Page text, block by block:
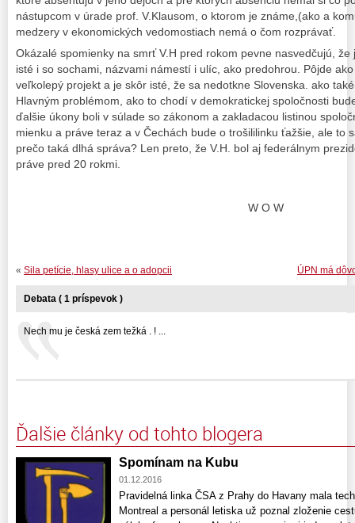
nástupcom v úrade prof. V.Klausom, o ktorom je známe,(ako a
medzery v ekonomických vedomostiach nemá o čom rozprávať.
Okázalé spomienky na smrť V.H pred rokom pevne nasvedčujú,
isté i so sochami, názvami námestí i ulíc, ako predohrou. Pôjde
veľkolepý projekt a je skôr isté, že sa nedotkne Slovenska. ako
Hlavným problémom, ako to chodí v demokratickej spoločnosti
ďalšie úkony boli v súlade so zákonom a zakladacou listinou
mienku a práve teraz a v Čechách bude o trošililinku ťažšie, ale to
prečo taká dlhá správa? Len preto, že V.H. bol aj federálnym
práve pred 20 rokmi.
W O W
ÚPN má
« Sila petície, hlasy ulice a o adopcii
Debata ( 1 príspevok )
Nech mu je česká zem težká . ! ...
Ďalšie články od tohto blogera
Spomínam na Kubu
01.12.2016
Pravidelná linka ČSA z Prahy do Havany mala
Montreal a personál letiska už poznal zloženie